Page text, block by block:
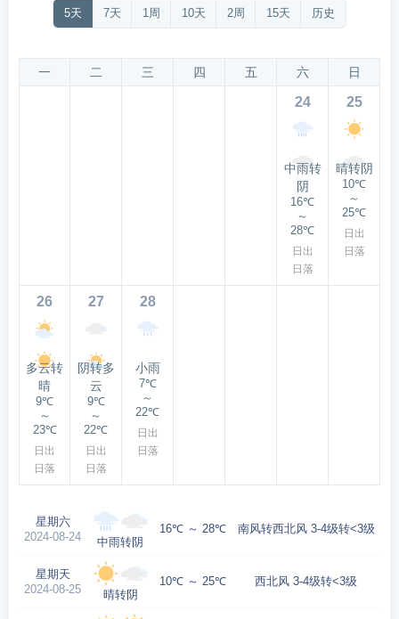
5天 7天 1周 10天 2周 15天 历史
一 二 三 四 五 六 日
24
中雨转
阴
16℃
～
28℃
日出
日落
25
晴转阴
10℃
～
25℃
日出
日落
26
多云转
晴
9℃
～
23℃
日出
日落
27
阴转多
云
9℃
～
22℃
日出
日落
28
小雨
7℃
～
22℃
日出
日落
星期六
2024-08-24
中雨转阴
16℃ ～ 28℃ 南风转西北风 3-4级转<3级
星期天
2024-08-25
晴转阴
10℃ ～ 25℃ 西北风 3-4级转<3级